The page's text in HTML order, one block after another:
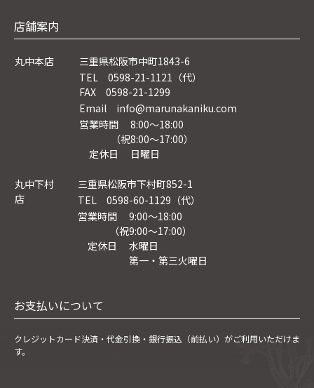
店舗案内
丸中本店
三重県松阪市中町1843-6
TEL 0598-21-1121（代）
FAX 0598-21-1299
Email info@marunakaniku.com
営業時間 8:00～18:00
（祝8:00〜17:00）
定休日 日曜日
丸中下村
店
三重県松阪市下村町852-1
TEL 0598-60-1129（代）
営業時間 9:00～18:00
（祝9:00〜17:00）
定休日 水曜日
第一・第三火曜日
お支払いについて
クレジットカード決済・ 代金引換・銀行振込（前払い）がご利用いただけま
す。